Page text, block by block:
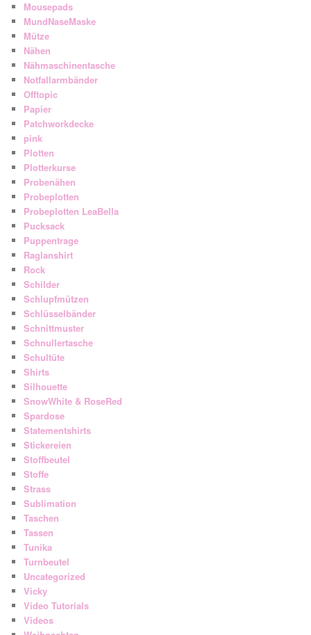
Mousepads
MundNaseMaske
Mütze
Nähen
Nähmaschinentasche
Notfallarmbänder
Offtopic
Papier
Patchworkdecke
pink
Plotten
Plotterkurse
Probenähen
Probeplotten
Probeplotten LeaBella
Pucksack
Puppentrage
Raglanshirt
Rock
Schilder
Schlupfmützen
Schlüsselbänder
Schnittmuster
Schnullertasche
Schultüte
Shirts
Silhouette
SnowWhite & RoseRed
Spardose
Statementshirts
Stickereien
Stoffbeutel
Stoffe
Strass
Sublimation
Taschen
Tassen
Tunika
Turnbeutel
Uncategorized
Vicky
Video Tutorials
Videos